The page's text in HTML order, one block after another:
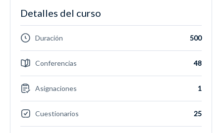
Detalles del curso
Duración 500
Conferencias 48
Asignaciones 1
Cuestionarios 25